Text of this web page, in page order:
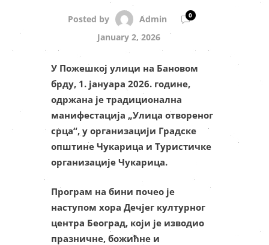
Posted by Admin 0
January 2, 2026
У Пожешкој улици на Бановом
брду, 1. јануара 2026. године,
одржана је традиционална
манифестација „Улица отвореног
срца“, у организацији Градске
општине Чукарица и Туристичке
организације Чукарица.
Програм на бини почео је
наступом хора Дечјег културног
центра Београд, који је изводио
празничне, божићне и